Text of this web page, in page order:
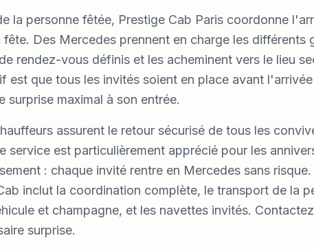
la personne fêtée, Prestige Cab Paris coordonne
fête. Des Mercedes prennent en charge les différents
rendez-vous définis et les acheminent vers le lieu
est que tous les invités soient en place avant
surprise maximal à son entrée.
assurent le retour sécurisé de tous les
service est particulièrement apprécié pour les
: chaque invité rentre en Mercedes sans
inclut la coordination complète, le transport de la
et champagne, et les navettes invités.
surprise.